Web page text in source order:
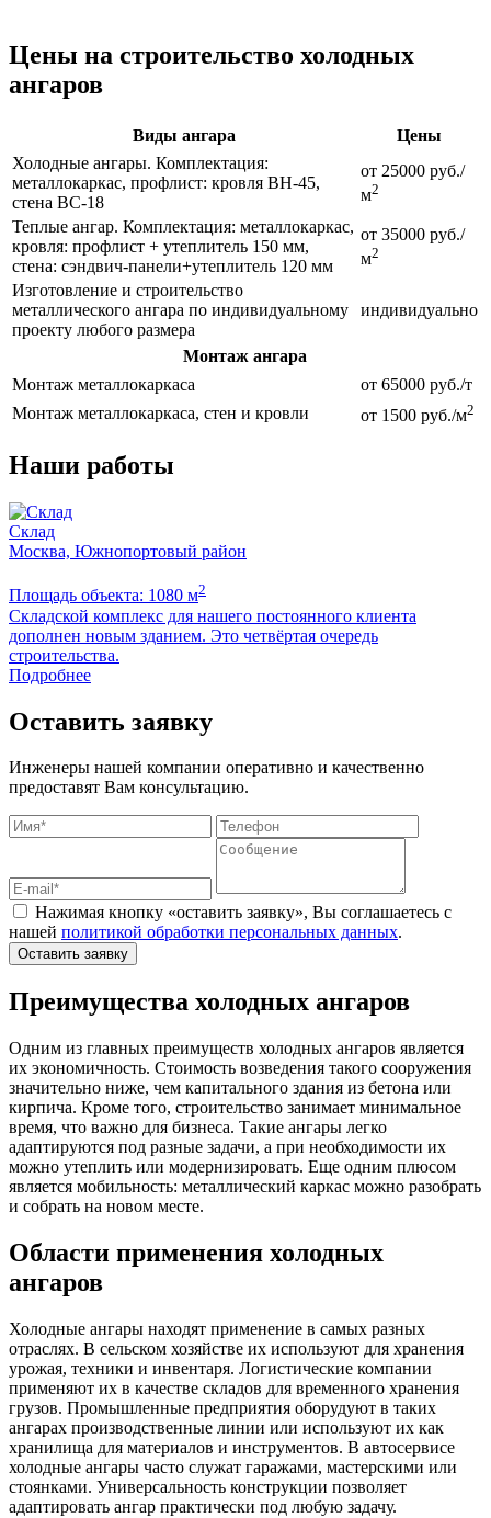
Цены на строительство холодных
ангаров
Виды ангара
Цены
Холодные ангары. Комплектация:
металлокаркас, профлист: кровля ВН-45,
стена ВС-18
от 25000 руб./
м2
Теплые ангар. Комплектация: металлокаркас,
кровля: профлист + утеплитель 150 мм,
стена: сэндвич-панели+утеплитель 120 мм
от 35000 руб./
м2
Изготовление и строительство
металлического ангара по индивидуальному
проекту любого размера
индивидуально
Монтаж ангара
Монтаж металлокаркаса
от 65000 руб./т
Монтаж металлокаркаса, стен и кровли
от 1500 руб./м2
Наши работы
Склад
Москва, Южнопортовый район
Площадь объекта: 1080 м2
Складской комплекс для нашего постоянного клиента
дополнен новым зданием. Это четвёртая очередь
строительства.
Подробнее
Оставить заявку
Инженеры нашей компании оперативно и качественно
предоставят Вам консультацию.
Нажимая кнопку «оставить заявку», Вы соглашаетесь с
нашей политикой обработки персональных данных.
Оставить заявку
Преимущества холодных ангаров
Одним из главных преимуществ холодных ангаров является
их экономичность. Стоимость возведения такого сооружения
значительно ниже, чем капитального здания из бетона или
кирпича. Кроме того, строительство занимает минимальное
время, что важно для бизнеса. Такие ангары легко
адаптируются под разные задачи, а при необходимости их
можно утеплить или модернизировать. Еще одним плюсом
является мобильность: металлический каркас можно разобрать
и собрать на новом месте.
Области применения холодных
ангаров
Холодные ангары находят применение в самых разных
отраслях. В сельском хозяйстве их используют для хранения
урожая, техники и инвентаря. Логистические компании
применяют их в качестве складов для временного хранения
грузов. Промышленные предприятия оборудуют в таких
ангарах производственные линии или используют их как
хранилища для материалов и инструментов. В автосервисе
холодные ангары часто служат гаражами, мастерскими или
стоянками. Универсальность конструкции позволяет
адаптировать ангар практически под любую задачу.